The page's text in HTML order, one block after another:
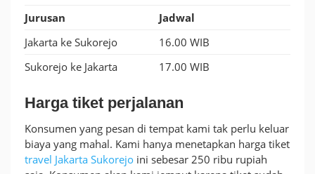
Jurusan
Jadwal
Jakarta ke Sukorejo
16.00 WIB
Sukorejo ke Jakarta
17.00 WIB
Harga tiket perjalanan
Konsumen yang pesan di tempat kami tak perlu keluar
biaya yang mahal. Kami hanya menetapkan harga tiket
travel Jakarta Sukorejo ini sebesar 250 ribu rupiah